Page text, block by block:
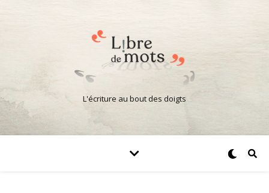
L'écriture au bout des doigts